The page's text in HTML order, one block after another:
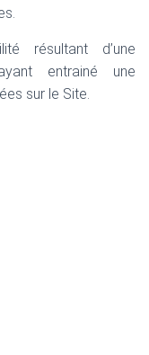
résultant d’une
entrainé une
sur le Site.